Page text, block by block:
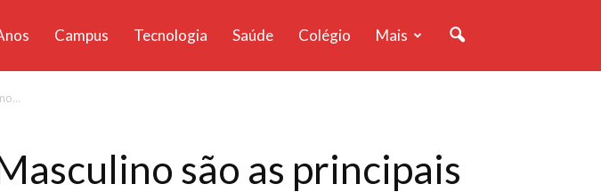
Campus Tecnologia Saúde Colégio Mais
são as principais